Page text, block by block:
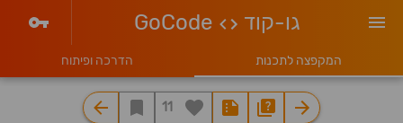
גו-קוד GoCode
המקפצה לתכנות הדרכה ופיתוח
11